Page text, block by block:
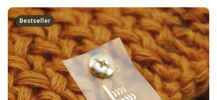
Bestseller